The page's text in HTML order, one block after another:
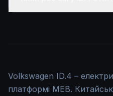
Volkswagen ID.4 –
платформі MEB.